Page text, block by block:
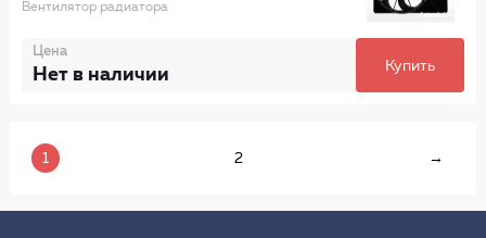
Вентилятор радиатора
Цена
Нет в наличии Купить
1 2 →